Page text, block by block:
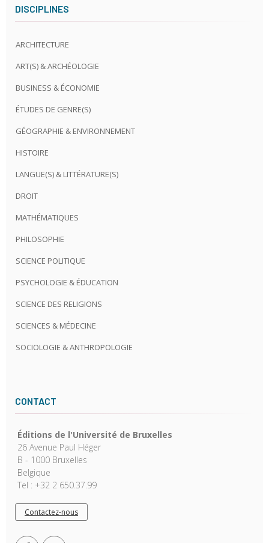
DISCIPLINES
ARCHITECTURE
ART(S) & ARCHÉOLOGIE
BUSINESS & ÉCONOMIE
ÉTUDES DE GENRE(S)
GÉOGRAPHIE & ENVIRONNEMENT
HISTOIRE
LANGUE(S) & LITTÉRATURE(S)
DROIT
MATHÉMATIQUES
PHILOSOPHIE
SCIENCE POLITIQUE
PSYCHOLOGIE & ÉDUCATION
SCIENCE DES RELIGIONS
SCIENCES & MÉDECINE
SOCIOLOGIE & ANTHROPOLOGIE
CONTACT
Éditions de l'Université de Bruxelles
26 Avenue Paul Héger
B - 1000 Bruxelles
Belgique
Tel : +32 2 650.37.99
Contactez-nous